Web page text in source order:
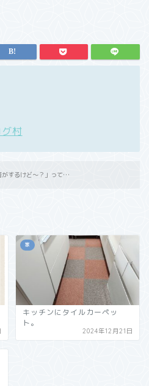
村
がするけど～？」って…
家
キッチンにタイルカーペッ
ト。
2024年12月21日